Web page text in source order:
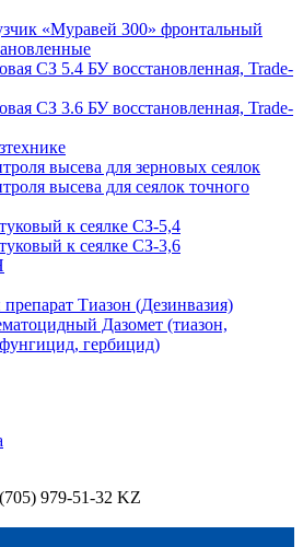
«Муравей 300» фронтальный
СЗ 5.4 БУ восстановленная, Trade-
СЗ 3.6 БУ восстановленная, Trade-
высева для зерновых сеялок
высева для сеялок точного
к сеялке СЗ-5,4
к сеялке СЗ-3,6
Тиазон (Дезинвазия)
Дазомет (тиазон,
гербицид)
979-51-32 KZ